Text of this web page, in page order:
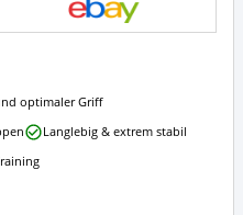
optimaler Griff
Langlebig & extrem stabil